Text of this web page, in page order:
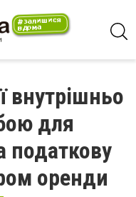
внутрішньо
для
податкову
оренди